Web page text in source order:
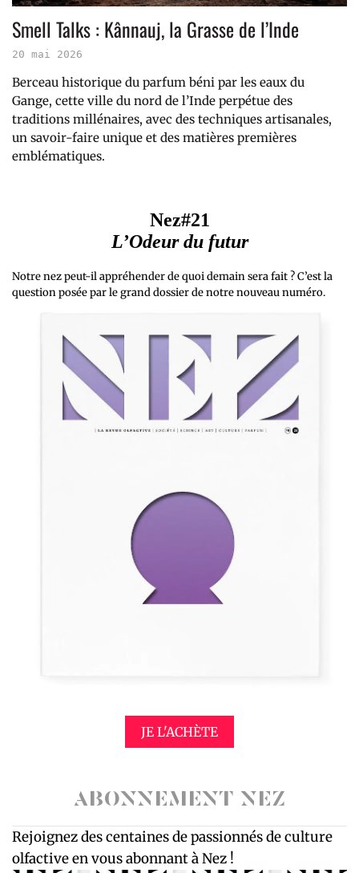
Smell Talks : Kânnauj, la Grasse de l’Inde
20 mai 2026
Berceau historique du parfum béni par les eaux du
Gange, cette ville du nord de l’Inde perpétue des
traditions millénaires, avec des techniques artisanales,
un savoir-faire unique et des matières premières
emblématiques.
Nez#21
L’Odeur du futur
Notre nez peut-il appréhender de quoi demain sera fait ? C’est la
question posée par le grand dossier de notre nouveau numéro.
JE L'ACHÈTE
ABONNEMENT NEZ
Rejoignez des centaines de passionnés de culture
olfactive en vous abonnant à Nez !